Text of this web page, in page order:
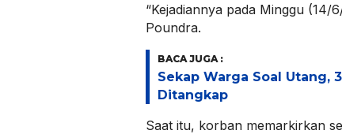
“Kejadiannya pada Minggu (14/
Poundra.
BACA JUGA :
Sekap Warga Soal Utang,
Ditangkap
Saat itu, korban memarkirkan